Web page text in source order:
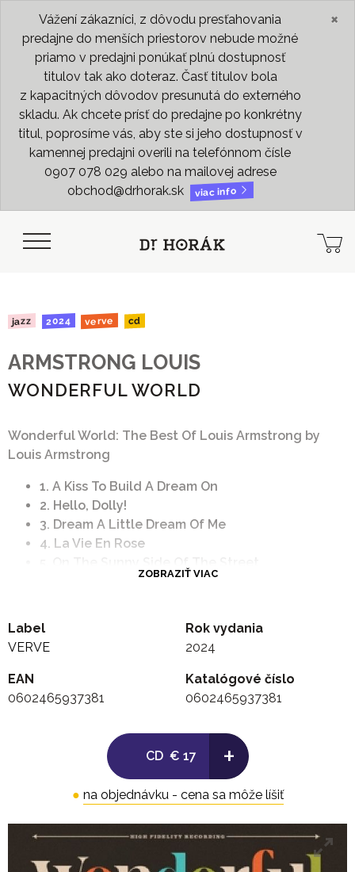
Vážení zákazníci, z dôvodu presťahovania
predajne do menších priestorov nebude možné
priamo v predajni ponúkať plnú dostupnosť
titulov tak ako doteraz. Časť titulov bola
z kapacitných dôvodov presunutá do externého
skladu. Ak chcete prísť do predajne po konkrétny
titul, poprosíme vás, aby ste si jeho dostupnosť v
kamennej predajni overili na telefónnom čísle
0907 078 029 alebo na mailovej adrese
obchod@drhorak.sk
viac info
×
jazz 2024 verve cd
ARMSTRONG LOUIS
WONDERFUL WORLD
Wonderful World: The Best Of Louis Armstrong by
Louis Armstrong
1. A Kiss To Build A Dream On
2. Hello, Dolly!
3. Dream A Little Dream Of Me
4. La Vie En Rose
6. When You're Smiling (The Whole World
7. Cheek To Cheek
8. Cabaret
9. It's Been A Long, Long Time
10. They Can't Take That Away From Me
11. Moon River
13. What A Wonderful World
ZOBRAZIŤ VIAC
Label
VERVE
Rok vydania
2024
EAN
0602465937381
Katalógové číslo
0602465937381
CD € 17 +
● na objednávku - cena sa môže líšiť